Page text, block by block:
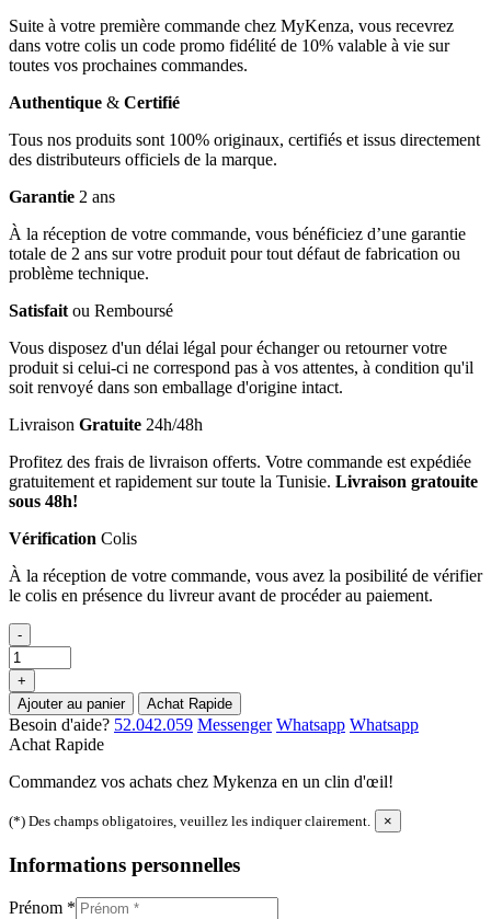
Suite à votre première commande chez MyKenza, vous recevrez
dans votre colis un code promo fidélité de 10% valable à vie sur
toutes vos prochaines commandes.
Authentique & Certifié
Tous nos produits sont 100% originaux, certifiés et issus directement
des distributeurs officiels de la marque.
Garantie 2 ans
À la réception de votre commande, vous bénéficiez d’une garantie
totale de 2 ans sur votre produit pour tout défaut de fabrication ou
problème technique.
Satisfait ou Remboursé
Vous disposez d'un délai légal pour échanger ou retourner votre
produit si celui-ci ne correspond pas à vos attentes, à condition qu'il
soit renvoyé dans son emballage d'origine intact.
Livraison Gratuite 24h/48h
Profitez des frais de livraison offerts. Votre commande est expédiée
gratuitement et rapidement sur toute la Tunisie. Livraison gratouite
sous 48h!
Vérification Colis
À la réception de votre commande, vous avez la posibilité de vérifier
le colis en présence du livreur avant de procéder au paiement.
-
+
Ajouter au panier
Achat Rapide
Besoin d'aide? 52.042.059 Messenger Whatsapp Whatsapp
Achat Rapide
Commandez vos achats chez Mykenza en un clin d'œil!
(*) Des champs obligatoires, veuillez les indiquer clairement. ×
Informations personnelles
Prénom *